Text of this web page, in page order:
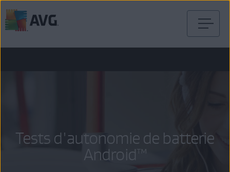
directement
Tests d'autonomie de batterie
Android™